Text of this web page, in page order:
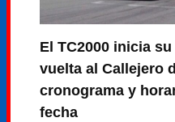
El TC2000 inicia
vuelta al Callejero
cronograma y
fecha